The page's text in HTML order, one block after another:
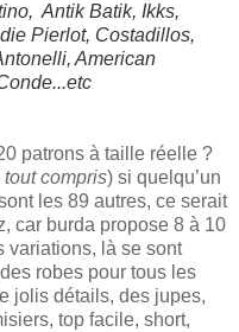
Antik Batik, Ikks,
Pierlot, Costadillos,
American
patrons à taille réelle ?
tout compris) si quelqu’un
les 89 autres, ce serait
car burda propose 8 à 10
variations, là se sont
robes pour tous les
jolis détails, des jupes,
top facile, short,